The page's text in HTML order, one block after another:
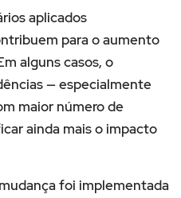
aplicados
para o aumento
alguns casos, o
— especialmente
maior número de
ainda mais o impacto
foi implementada